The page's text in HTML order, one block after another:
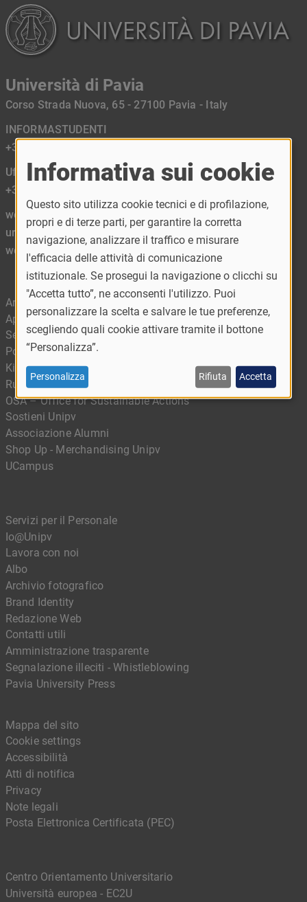
Università di Pavia
Corso Strada Nuova, 65 - 27100 Pavia - Italy
INFORMASTUDENTI
+39 0382 989898
Ufficio Relazioni con il Pubblico URP
+39 0382 984450
web mail:
urp@unipv.it
webateneo@unipv.it
Area riservata
App Ufficiale - MyUnipv
Servizi digitali
Portale delle competenze
Kiro - Il portale della didattica digitale
Rubrica
OSA – Office for Sustainable Actions
Sostieni Unipv
Associazione Alumni
Shop Up - Merchandising Unipv
UCampus
Servizi per il Personale
Io@Unipv
Lavora con noi
Albo
Archivio fotografico
Brand Identity
Redazione Web
Contatti utili
Amministrazione trasparente
Segnalazione illeciti - Whistleblowing
Pavia University Press
Centro Orientamento Universitario
Università europea - EC2U
Mappa del sito
Cookie settings
Accessibilità
Atti di notifica
Privacy
Note legali
Posta Elettronica Certificata (PEC)
Informativa sui cookie
Questo sito utilizza cookie tecnici e di profilazione,
propri e di terze parti, per garantire la corretta
navigazione, analizzare il traffico e misurare
l'efficacia delle attività di comunicazione
istituzionale. Se prosegui la navigazione o clicchi su
"Accetta tutto”, ne acconsenti l'utilizzo. Puoi
personalizzare la scelta e salvare le tue preferenze,
scegliendo quali cookie attivare tramite il bottone
“Personalizza”.
Personalizza Rifiuta Accetta